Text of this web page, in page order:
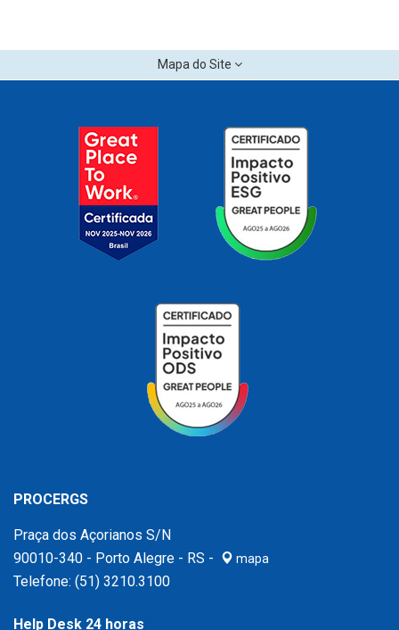
Mapa do Site
PROCERGS
Praça dos Açorianos S/N
90010-340 - Porto Alegre - RS -
mapa
Telefone: (51) 3210.3100
Help Desk 24 horas